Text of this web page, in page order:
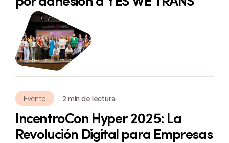
Evento 2 min de lectura
IncentroCon Hyper 2025: La
Revolución Digital para Empresas